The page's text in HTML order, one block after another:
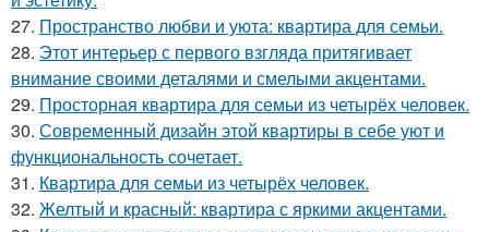
27. Пространство любви и уюта: квартира для семьи.
28. Этот интерьер с первого взгляда притягивает
внимание своими деталями и смелыми акцентами.
29. Просторная квартира для семьи из четырёх человек.
30. Современный дизайн этой квартиры в себе уют и
функциональность сочетает.
31. Квартира для семьи из четырёх человек.
32. Желтый и красный: квартира с яркими акцентами.